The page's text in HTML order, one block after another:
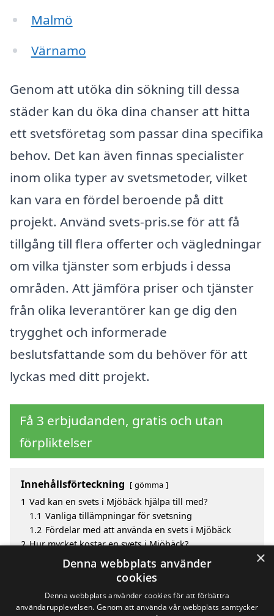
Malmö
Värnamo
Genom att utöka din sökning till dessa
städer kan du öka dina chanser att hitta
ett svetsföretag som passar dina specifika
behov. Det kan även finnas specialister
inom olika typer av svetsmetoder, vilket
kan vara en fördel beroende på ditt
projekt. Använd svets-pris.se för att få
tillgång till flera offerter och vägledningar
om vilka tjänster som erbjuds i dessa
områden. Att jämföra priser och tjänster
från olika leverantörer kan ge dig den
trygghet och informerade
beslutsfattande som du behöver för att
lyckas med ditt projekt.
Få 3 erbjudanden, gratis och utan
förpliktelser
Innehållsförteckning gömma
1 Vad kan en svets i Mjöbäck hjälpa till med?
1.1 Vanliga tillämpningar för svetsning
1.2 Fördelar med att använda en svets i Mjöbäck
2 Hur mycket kostar en svets i Mjöbäck?
Fördelar med att välja svets i Mjöbäck
Sök efter en skicklig svets i de omgivande städerna
×
Denna webbplats använder
cookies
Denna webbplats använder cookies för att förbättra
användarupplevelsen. Genom att använda vår webbplats samtycker